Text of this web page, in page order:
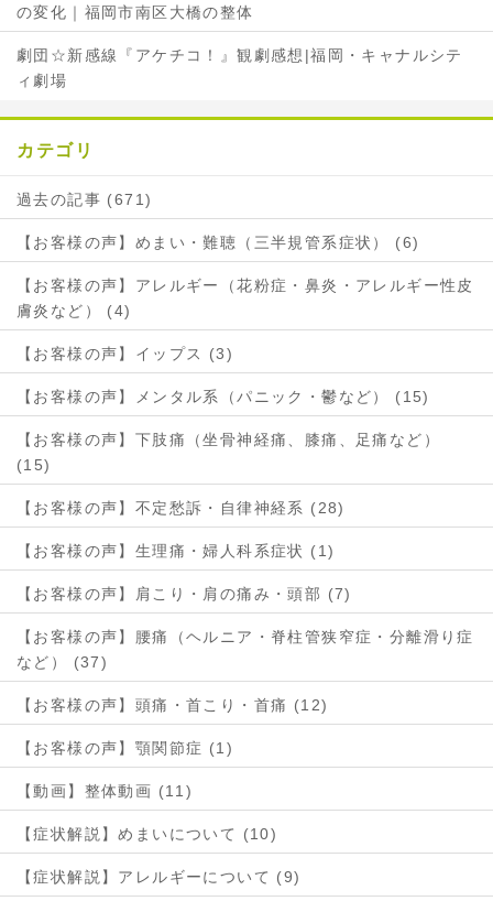
の変化｜福岡市南区大橋の整体
劇団☆新感線『アケチコ！』観劇感想|福岡・キャナルシテ
ィ劇場
カテゴリ
過去の記事 (671)
【お客様の声】めまい・難聴（三半規管系症状） (6)
【お客様の声】アレルギー（花粉症・鼻炎・アレルギー性皮
膚炎など） (4)
【お客様の声】イップス (3)
【お客様の声】メンタル系（パニック・鬱など） (15)
【お客様の声】下肢痛（坐骨神経痛、膝痛、足痛など）
(15)
【お客様の声】不定愁訴・自律神経系 (28)
【お客様の声】生理痛・婦人科系症状 (1)
【お客様の声】肩こり・肩の痛み・頭部 (7)
【お客様の声】腰痛（ヘルニア・脊柱管狭窄症・分離滑り症
など） (37)
【お客様の声】頭痛・首こり・首痛 (12)
【お客様の声】顎関節症 (1)
【動画】整体動画 (11)
【症状解説】めまいについて (10)
【症状解説】アレルギーについて (9)